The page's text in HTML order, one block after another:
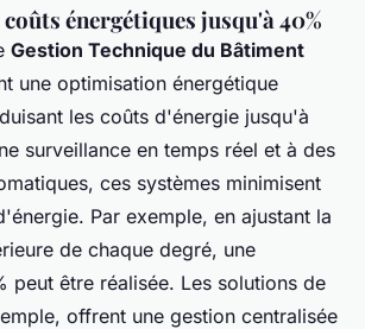
énergétiques jusqu'à 40%
Gestion Technique du Bâtiment
une optimisation énergétique
les coûts d'énergie jusqu'à
surveillance en temps réel et à des
ces systèmes minimisent
Par exemple, en ajustant la
de chaque degré, une
peut être réalisée. Les solutions de
offrent une gestion centralisée